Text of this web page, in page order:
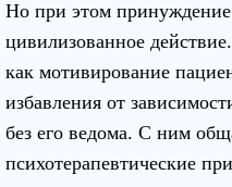
Но при этом
цивилизованное
как мотивирование
избавления от
без его ведома. С ним
психотерапевтические